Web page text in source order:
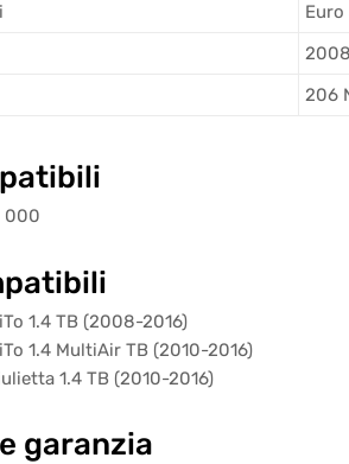
Euro
206
000
1.4 TB (2008-2016)
1.4 MultiAir TB (2010-2016)
1.4 TB (2010-2016)
garanzia